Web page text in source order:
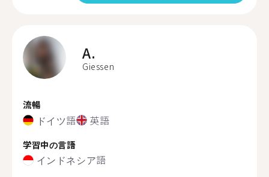
A.
Giessen
流暢
ドイツ語 英語
学習中の言語
インドネシア語